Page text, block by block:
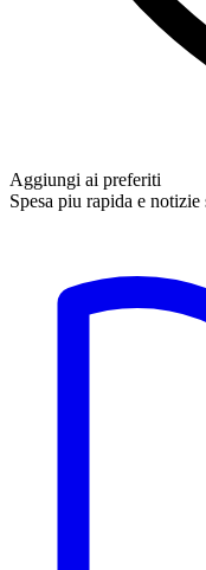
Aggiungi ai preferiti
Spesa piu rapida e